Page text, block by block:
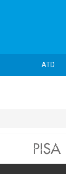
ATD